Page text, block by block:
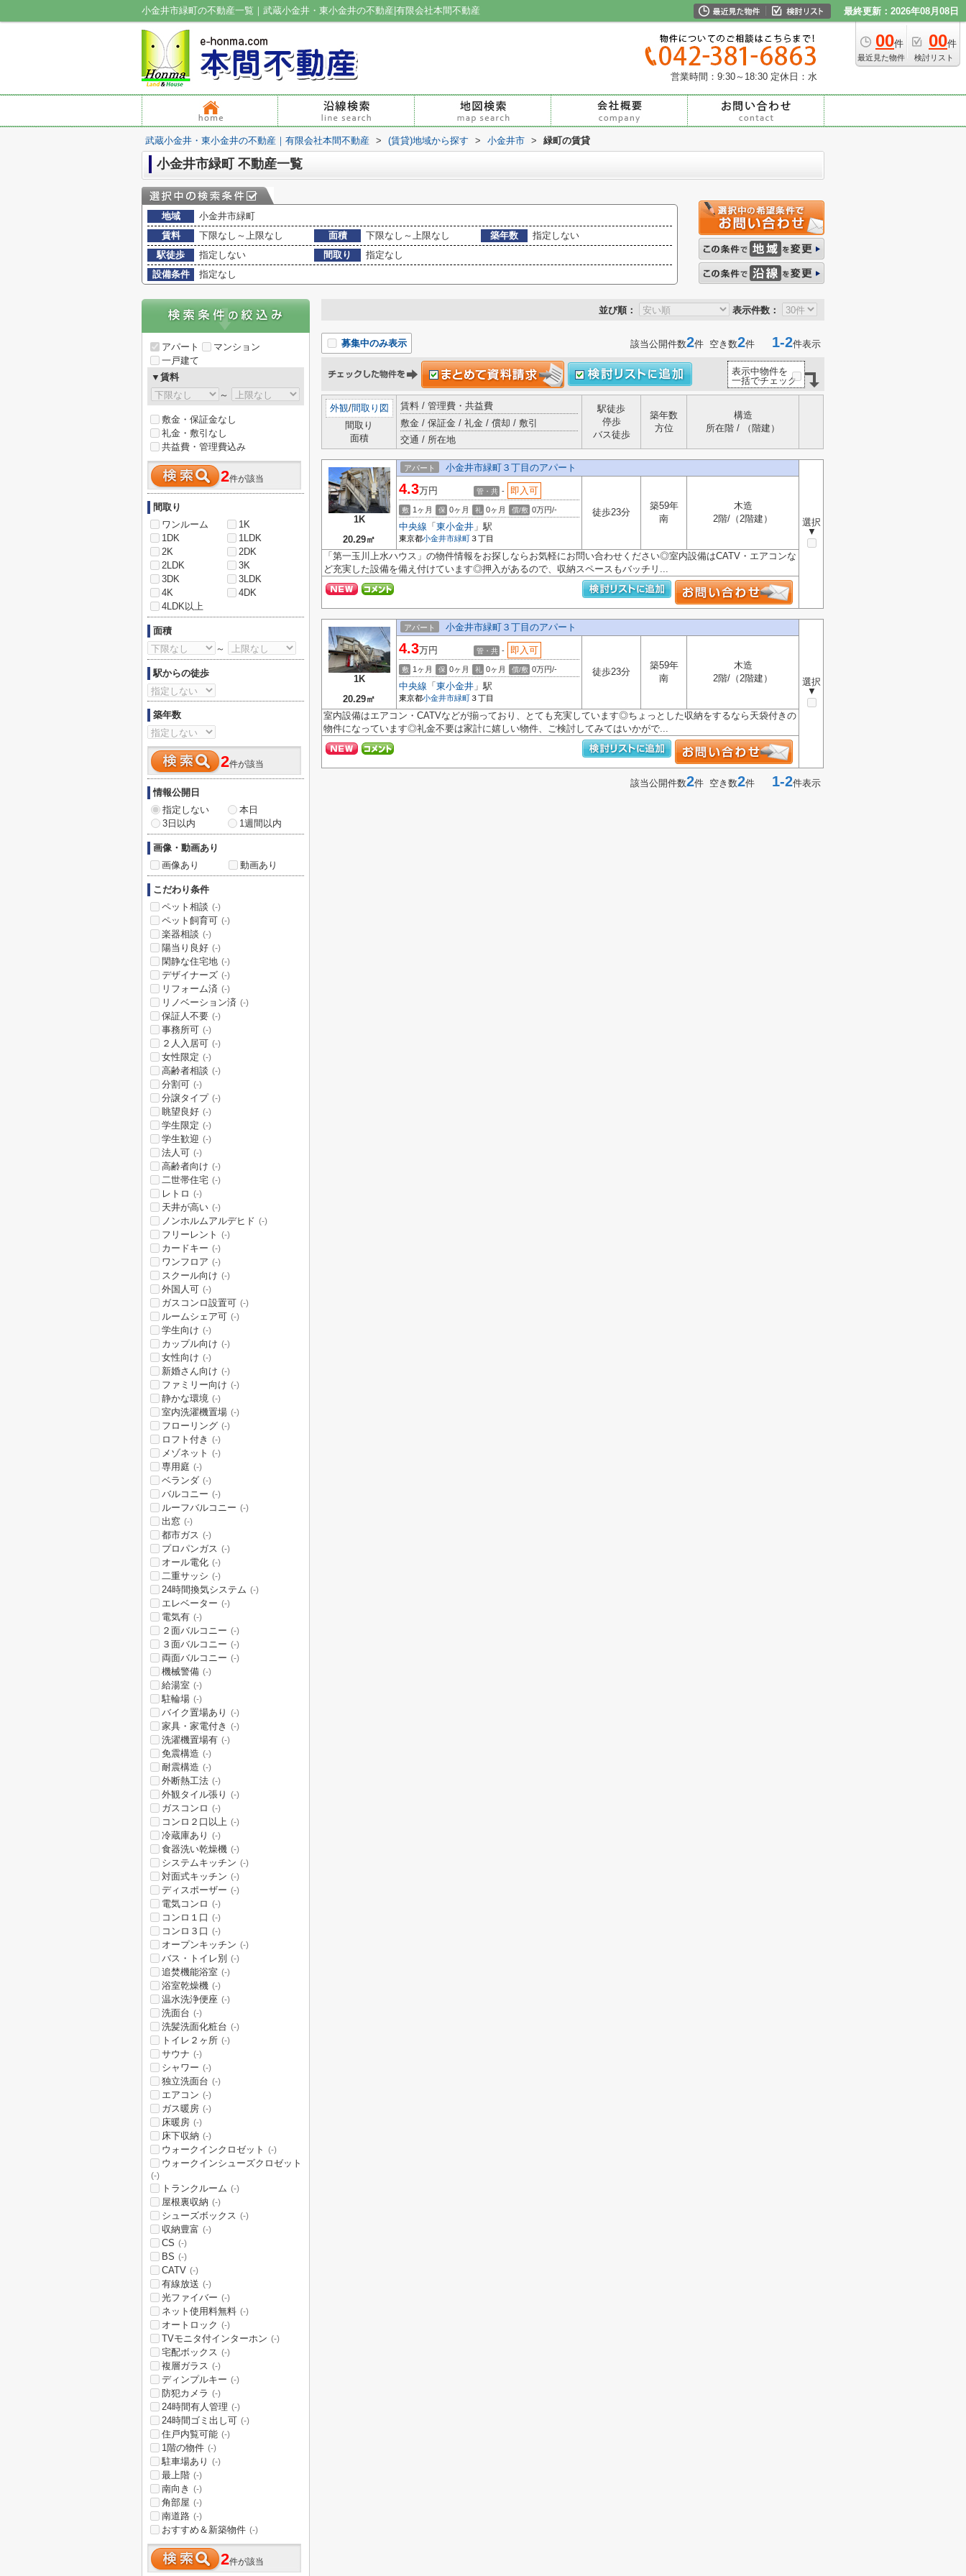
小金井市緑町の不動産一覧｜武蔵小金井・東小金井の不動産|有限会社本間不動産 最終更新：2026年08月08日
00件
最近見た物件
00件
検討リスト
営業時間：9:30～18:30 定休日：水
武蔵小金井・東小金井の不動産｜有限会社本間不動産 > (賃貸)地域から探す > 小金井市 > 緑町の賃貸
小金井市緑町 不動産一覧
地域
小金井市緑町
賃料
下限なし～上限なし 面積 下限なし～上限なし 築年数
指定しない
駅徒歩
指定しない 間取り
指定なし
設備条件
指定なし
並び順： 表示件数：
募集中のみ表示 該当公開件数2件 空き数2件 1-2件表示
表示中物件を
一括でチェック
外観/間取り図
間取り
面積
賃料 / 管理費・共益費
敷金 / 保証金 / 礼金 / 償却 / 敷引
交通 / 所在地
駅徒歩
停歩
バス徒歩
築年数
方位
構造
所在階 / （階建）
1K
20.29㎡
アパート 小金井市緑町３丁目のアパート
選択
▼
4.3万円 管・共 - 即入可
敷 1ヶ月 保 0ヶ月 礼 0ヶ月 償/敷 0万円/-
中央線 「 東小金井 」駅
東京都小金井市緑町 ３丁目
徒歩23分
築59年
南
木造
2階/（2階建）
「第一玉川上水ハウス」の物件情報をお探しならお気軽にお問い合わせください◎室内設備はCATV・エアコンな
ど充実した設備を備え付けています◎押入があるので、収納スペースもバッチリ...
1K
20.29㎡
アパート 小金井市緑町３丁目のアパート
選択
▼
4.3万円 管・共 - 即入可
敷 1ヶ月 保 0ヶ月 礼 0ヶ月 償/敷 0万円/-
中央線 「 東小金井 」駅
東京都小金井市緑町 ３丁目
徒歩23分
築59年
南
木造
2階/（2階建）
室内設備はエアコン・CATVなどが揃っており、とても充実しています◎ちょっとした収納をするなら天袋付きの
物件になっています◎礼金不要は家計に嬉しい物件、ご検討してみてはいかがで...
該当公開件数2件 空き数2件 1-2件表示
アパート
マンション
一戸建て
▼賃料
～
敷金・保証金なし
礼金・敷引なし
共益費・管理費込み
2件が該当
間取り
ワンルーム
1K
1DK
1LDK
2K
2DK
2LDK
3K
3DK
3LDK
4K
4DK
4LDK以上
面積
～
駅からの徒歩
築年数
2件が該当
情報公開日
指定しない
本日
3日以内
1週間以内
画像・動画あり
画像あり
動画あり
こだわり条件
ペット相談 (-)
ペット飼育可 (-)
楽器相談 (-)
陽当り良好 (-)
閑静な住宅地 (-)
デザイナーズ (-)
リフォーム済 (-)
リノベーション済 (-)
保証人不要 (-)
事務所可 (-)
２人入居可 (-)
女性限定 (-)
高齢者相談 (-)
分割可 (-)
分譲タイプ (-)
眺望良好 (-)
学生限定 (-)
学生歓迎 (-)
法人可 (-)
高齢者向け (-)
二世帯住宅 (-)
レトロ (-)
天井が高い (-)
ノンホルムアルデヒド (-)
フリーレント (-)
カードキー (-)
ワンフロア (-)
スクール向け (-)
外国人可 (-)
ガスコンロ設置可 (-)
ルームシェア可 (-)
学生向け (-)
カップル向け (-)
女性向け (-)
新婚さん向け (-)
ファミリー向け (-)
静かな環境 (-)
室内洗濯機置場 (-)
フローリング (-)
ロフト付き (-)
メゾネット (-)
専用庭 (-)
ベランダ (-)
バルコニー (-)
ルーフバルコニー (-)
出窓 (-)
都市ガス (-)
プロパンガス (-)
オール電化 (-)
二重サッシ (-)
24時間換気システム (-)
エレベーター (-)
電気有 (-)
２面バルコニー (-)
３面バルコニー (-)
両面バルコニー (-)
機械警備 (-)
給湯室 (-)
駐輪場 (-)
バイク置場あり (-)
家具・家電付き (-)
洗濯機置場有 (-)
免震構造 (-)
耐震構造 (-)
外断熱工法 (-)
外観タイル張り (-)
ガスコンロ (-)
コンロ２口以上 (-)
冷蔵庫あり (-)
食器洗い乾燥機 (-)
システムキッチン (-)
対面式キッチン (-)
ディスポーザー (-)
電気コンロ (-)
コンロ１口 (-)
コンロ３口 (-)
オープンキッチン (-)
バス・トイレ別 (-)
追焚機能浴室 (-)
浴室乾燥機 (-)
温水洗浄便座 (-)
洗面台 (-)
洗髪洗面化粧台 (-)
トイレ２ヶ所 (-)
サウナ (-)
シャワー (-)
独立洗面台 (-)
エアコン (-)
ガス暖房 (-)
床暖房 (-)
床下収納 (-)
ウォークインクロゼット (-)
ウォークインシューズクロゼット
(-)
トランクルーム (-)
屋根裏収納 (-)
シューズボックス (-)
収納豊富 (-)
CS (-)
BS (-)
CATV (-)
有線放送 (-)
光ファイバー (-)
ネット使用料無料 (-)
オートロック (-)
TVモニタ付インターホン (-)
宅配ボックス (-)
複層ガラス (-)
ディンプルキー (-)
防犯カメラ (-)
24時間有人管理 (-)
24時間ゴミ出し可 (-)
住戸内覧可能 (-)
1階の物件 (-)
駐車場あり (-)
最上階 (-)
南向き (-)
角部屋 (-)
南道路 (-)
おすすめ＆新築物件 (-)
2件が該当